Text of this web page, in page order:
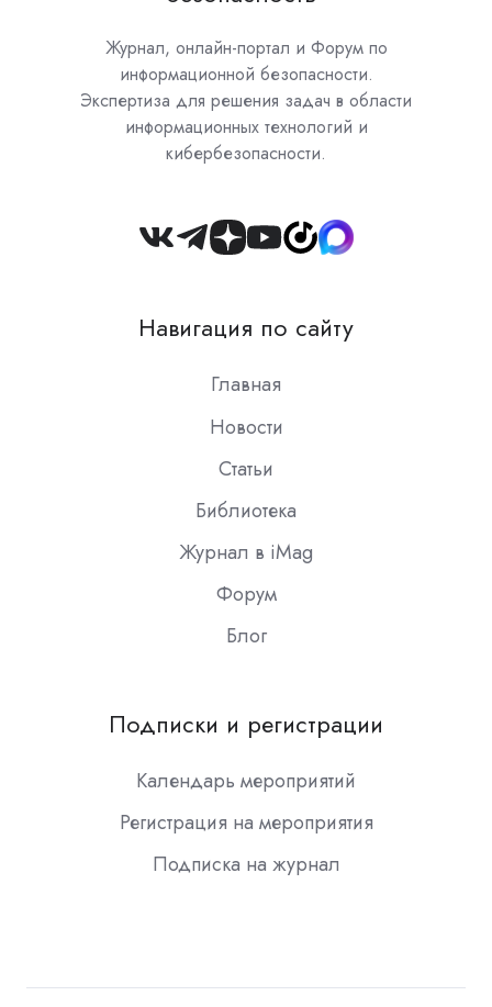
Журнал, онлайн-портал и Форум по
информационной безопасности.
Экспертиза для решения задач в области
информационных технологий и
кибербезопасности.
Join
Slack
Навигация по сайту
Главная
Новости
Статьи
Библиотека
Журнал в iMag
Форум
Блог
Подписки и регистрации
Календарь мероприятий
Регистрация на мероприятия
Подписка на журнал